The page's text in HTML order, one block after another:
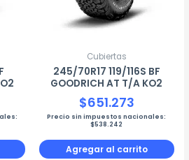
Cubiertas
245/70R17 119/116S BF
GOODRICH AT T/A KO2
$651.273
Precio sin impuestos nacionales:
$538.242
Agregar al carrito